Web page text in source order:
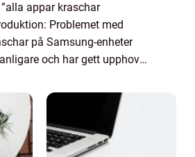
appar kraschar
Problemet med
på Samsung-enheter
och har gett upphov
omfattande presentation ...